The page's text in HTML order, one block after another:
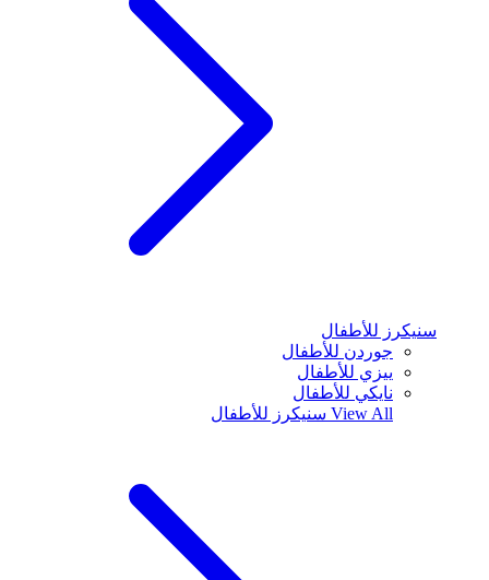
سنيكرز للأطفال
جوردن للأطفال
ييزي للأطفال
نايكي للأطفال
View All سنيكرز للأطفال